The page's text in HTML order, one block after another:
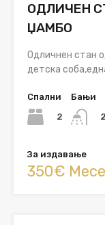
ОДЛИЧЕН
ЏАМБО
Одличнен стан
детска
Спални
2
Бањи
2
За издавање
350€